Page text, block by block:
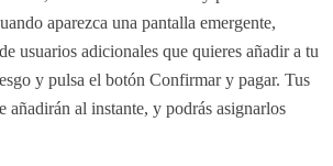
aparezca una pantalla emergente,
usuarios adicionales que quieres añadir a tu
y pulsa el botón Confirmar y pagar. Tus
añadirán al instante, y podrás asignarlos